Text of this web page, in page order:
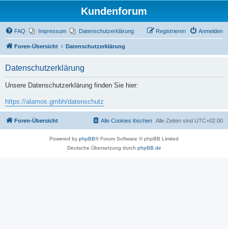
Kundenforum
FAQ Impressum Datenschutzerklärung Anmelden
Registrieren
Foren-Übersicht Datenschutzerklärung
Datenschutzerklärung
Unsere Datenschutzerklärung finden Sie hier:
https://alamos.gmbh/datenschutz
Foren-Übersicht Alle Zeiten sind UTC+02:00
Alle Cookies löschen
Powered by phpBB® Forum Software © phpBB Limited
Deutsche Übersetzung durch phpBB.de